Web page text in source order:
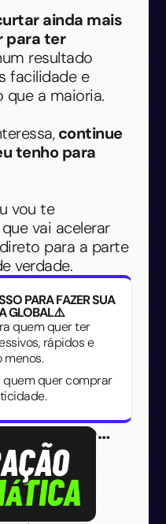
ainda mais
para ter
resultado
facilidade e
que a maioria.
continue
tenho para
vou te
que vai acelerar
para a parte
verdade.
PARA FAZER SUA
GLOBAL⚠️
quem quer ter
rápidos e
menos.
quem quer comprar
o…